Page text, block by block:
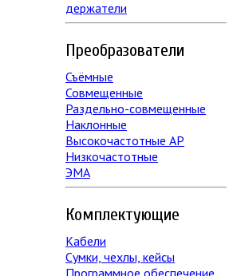
держатели
Преобразователи
Съёмные
Совмещенные
Раздельно-совмещенные
Наклонные
Высокочастотные АР
Низкочастотные
ЭМА
Комплектующие
Кабели
Сумки, чехлы, кейсы
Программное обеспечение